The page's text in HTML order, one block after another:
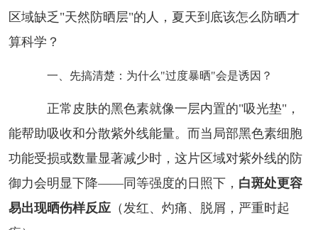
区域缺乏"天然防晒层"的人，夏天到底该怎么防晒才
算科学？
一、先搞清楚：为什么"过度暴晒"会是诱因？
正常皮肤的黑色素就像一层内置的"吸光垫"，
能帮助吸收和分散紫外线能量。而当局部黑色素细胞
功能受损或数量显著减少时，这片区域对紫外线的防
御力会明显下降——同等强度的日照下， 白斑处更容
易出现晒伤样反应（发红、灼痛、脱屑，严重时起